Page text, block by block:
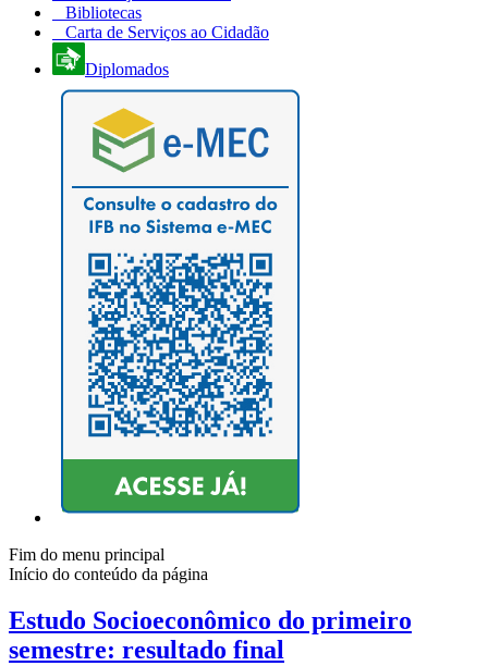
Bibliotecas
Carta de Serviços ao Cidadão
Diplomados
Fim do menu principal
Início do conteúdo da página
Estudo Socioeconômico do primeiro
semestre: resultado final